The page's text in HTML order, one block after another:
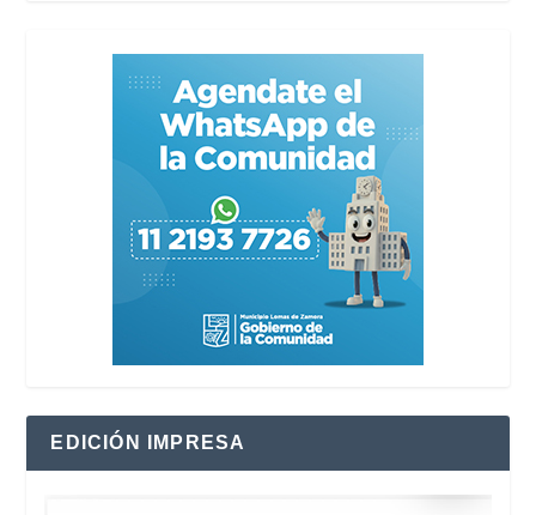
EDICIÓN IMPRESA